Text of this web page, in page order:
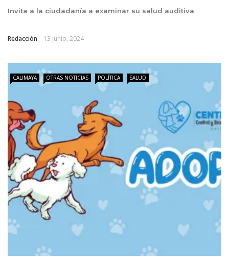
Invita a la ciudadanía a examinar su salud auditiva
Redacción 13 junio, 2024
CALIMAYA OTRAS NOTICIAS POLÍTICA SALUD